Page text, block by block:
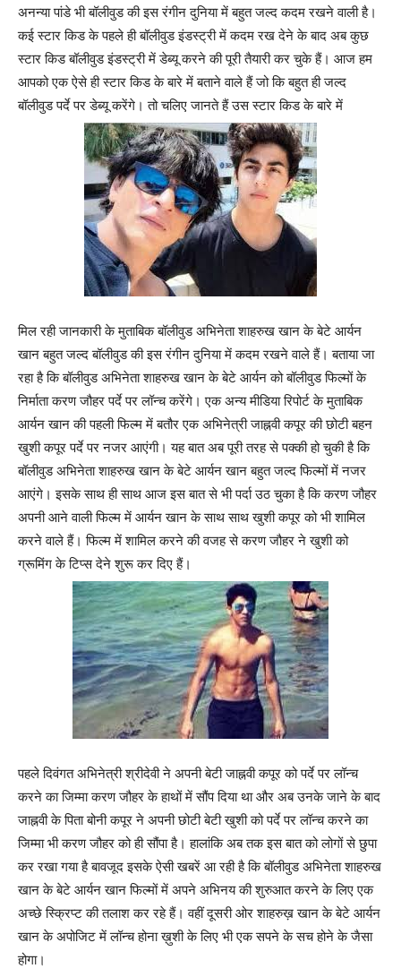
अनन्या पांडे भी बॉलीवुड की इस रंगीन दुनिया में बहुत जल्द कदम रखने वाली है।
कई स्टार किड के पहले ही बॉलीवुड इंडस्ट्री में कदम रख देने के बाद अब कुछ
स्टार किड बॉलीवुड इंडस्ट्री में डेब्यू करने की पूरी तैयारी कर चुके हैं। आज हम
आपको एक ऐसे ही स्टार किड के बारे में बताने वाले हैं जो कि बहुत ही जल्द
बॉलीवुड पर्दे पर डेब्यू करेंगे। तो चलिए जानते हैं उस स्टार किड के बारे में
मिल रही जानकारी के मुताबिक बॉलीवुड अभिनेता शाहरुख खान के बेटे आर्यन
खान बहुत जल्द बॉलीवुड की इस रंगीन दुनिया में कदम रखने वाले हैं। बताया जा
रहा है कि बॉलीवुड अभिनेता शाहरुख खान के बेटे आर्यन को बॉलीवुड फिल्मों के
निर्माता करण जौहर पर्दे पर लॉन्च करेंगे। एक अन्य मीडिया रिपोर्ट के मुताबिक
आर्यन खान की पहली फिल्म में बतौर एक अभिनेत्री जाह्नवी कपूर की छोटी बहन
खुशी कपूर पर्दे पर नजर आएंगी। यह बात अब पूरी तरह से पक्की हो चुकी है कि
बॉलीवुड अभिनेता शाहरुख खान के बेटे आर्यन खान बहुत जल्द फिल्मों में नजर
आएंगे। इसके साथ ही साथ आज इस बात से भी पर्दा उठ चुका है कि करण जौहर
अपनी आने वाली फिल्म में आर्यन खान के साथ साथ खुशी कपूर को भी शामिल
करने वाले हैं। फिल्म में शामिल करने की वजह से करण जौहर ने खुशी को
ग्रूमिंग के टिप्स देने शुरू कर दिए हैं।
पहले दिवंगत अभिनेत्री श्रीदेवी ने अपनी बेटी जाह्नवी कपूर को पर्दे पर लॉन्च
करने का जिम्मा करण जौहर के हाथों में सौंप दिया था और अब उनके जाने के बाद
जाह्नवी के पिता बोनी कपूर ने अपनी छोटी बेटी खुशी को पर्दे पर लॉन्च करने का
जिम्मा भी करण जौहर को ही सौंपा है। हालांकि अब तक इस बात को लोगों से छुपा
कर रखा गया है बावजूद इसके ऐसी खबरें आ रही है कि बॉलीवुड अभिनेता शाहरुख
खान के बेटे आर्यन खान फिल्मों में अपने अभिनय की शुरुआत करने के लिए एक
अच्छे स्क्रिप्ट की तलाश कर रहे हैं। वहीं दूसरी ओर शाहरुख़ खान के बेटे आर्यन
खान के अपोजिट में लॉन्च होना ख़ुशी के लिए भी एक सपने के सच होने के जैसा
होगा।